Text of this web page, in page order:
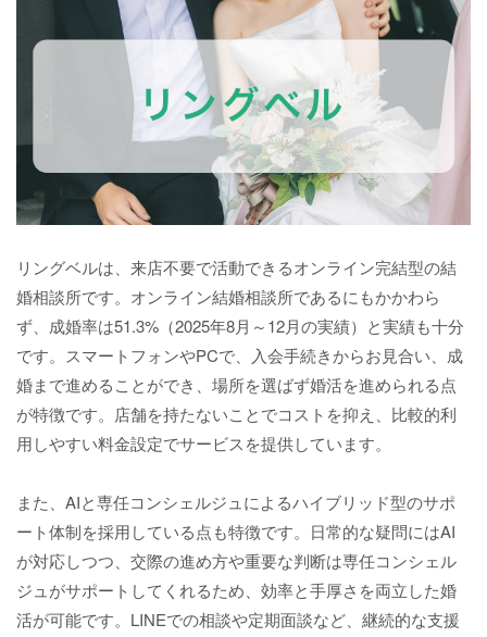
リングベルは、来店不要で活動できるオンライン完結型の結
婚相談所です。オンライン結婚相談所であるにもかかわら
ず、成婚率は51.3%（2025年8月～12月の実績）と実績も十分
です。スマートフォンやPCで、入会手続きからお見合い、成
婚まで進めることができ、場所を選ばず婚活を進められる点
が特徴です。店舗を持たないことでコストを抑え、比較的利
用しやすい料金設定でサービスを提供しています。
また、AIと専任コンシェルジュによるハイブリッド型のサポ
ート体制を採用している点も特徴です。日常的な疑問にはAI
が対応しつつ、交際の進め方や重要な判断は専任コンシェル
ジュがサポートしてくれるため、効率と手厚さを両立した婚
活が可能です。LINEでの相談や定期面談など、継続的な支援